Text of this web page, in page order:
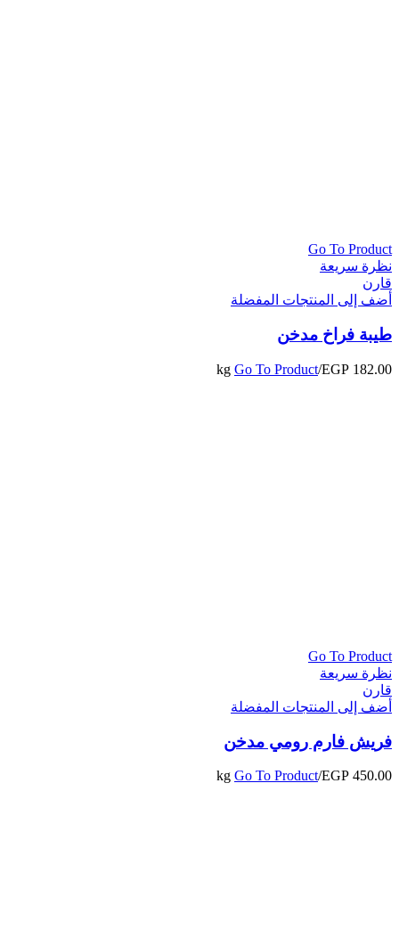
Go To Product
نظرة سريعة
قارن
أضف إلى المنتجات المفضلة
طيبة فراخ مدخن
EGP 182.00
/kg
Go To Product
Go To Product
نظرة سريعة
قارن
أضف إلى المنتجات المفضلة
فريش فارم رومي مدخن
EGP 450.00
/kg
Go To Product